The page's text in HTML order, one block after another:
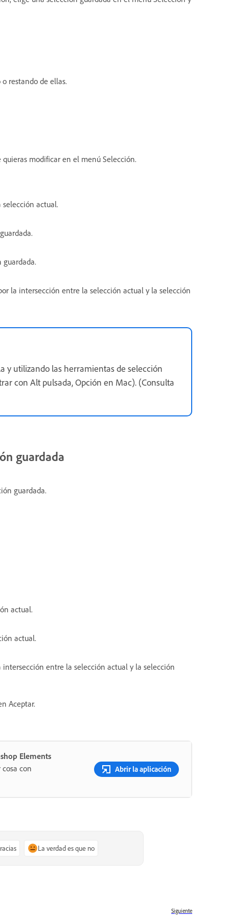
restando de ellas.
modificar en el menú Selección.
selección actual.
guardada.
la intersección entre la selección actual y la selección
y utilizando las herramientas de selección
con Alt pulsada, Opción en Mac). (Consulta
guardada
guardada.
actual.
actual.
entre la selección actual y la selección
Aceptar.
Elements
con
Abrir la aplicación
La verdad es que no
Siguiente